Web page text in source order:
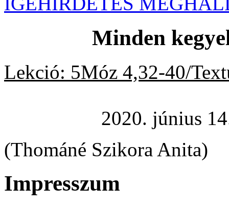
Minden
Lekció: 5Móz 4,32-40/
2020. június
(Thománé Szikora Anita)
Impresszum